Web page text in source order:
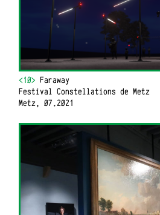
<10>Faraway
Festival Constellations de Metz
Metz, 07.2021